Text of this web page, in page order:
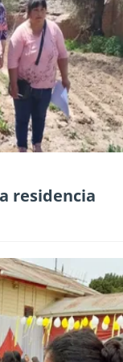
residencia